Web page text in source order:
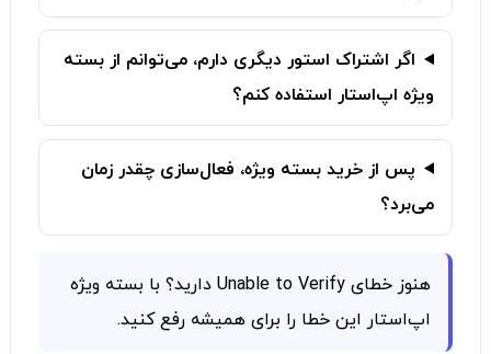
اگر اشتراک استور دیگری دارم، می‌توانم از بسته
ویژه اپ‌استار استفاده کنم؟
پس از خرید بسته ویژه، فعال‌سازی چقدر زمان
می‌برد؟
هنوز خطای Unable to Verify دارید؟ با بسته ویژه
اپ‌استار این خطا را برای همیشه رفع کنید.